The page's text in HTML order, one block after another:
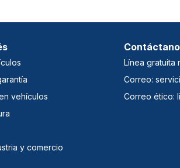
vehículos
y comercio
Línea gratuita
Correo:
Correo ético: